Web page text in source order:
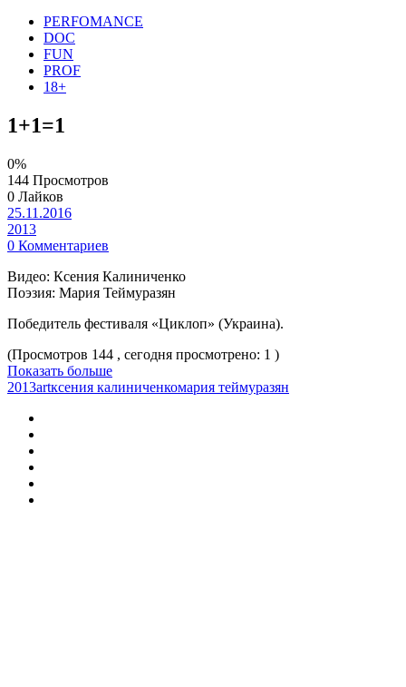
PERFOMANCE
DOC
FUN
PROF
18+
1+1=1
0%
144 Просмотров
0 Лайков
25.11.2016
2013
0 Комментариев
Видео: Ксения Калиниченко
Поэзия: Мария Теймуразян
Победитель фестиваля «Циклоп» (Украина).
(Просмотров 144 , сегодня просмотрено: 1 )
Показать больше
2013artксения калиниченкомария теймуразян